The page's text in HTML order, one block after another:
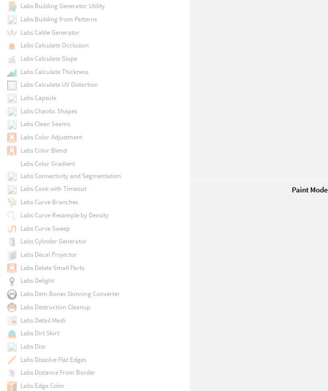
Paint Mode
Labs Building Generator Utility
Labs Building from Patterns
Labs Cable Generator
Labs Calculate Occlusion
Labs Calculate Slope
Labs Calculate Thickness
Labs Calculate UV Distortion
Labs Capsule
Labs Chaotic Shapes
Labs Clean Seams
Labs Color Adjustment
Labs Color Blend
Labs Color Gradient
Labs Connectivity and Segmentation
Labs Cook with Timeout
Labs Curve Branches
Labs Curve Resample by Density
Labs Curve Sweep
Labs Cylinder Generator
Labs Decal Projector
Labs Delete Small Parts
Labs Delight
Labs Dem Bones Skinning Converter
Labs Destruction Cleanup
Labs Detail Mesh
Labs Dirt Skirt
Labs Disc
Labs Dissolve Flat Edges
Labs Distance From Border
Labs Edge Color